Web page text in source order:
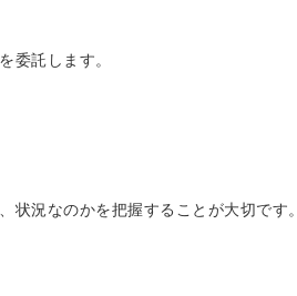
委託します。
況なのかを把握することが大切です。